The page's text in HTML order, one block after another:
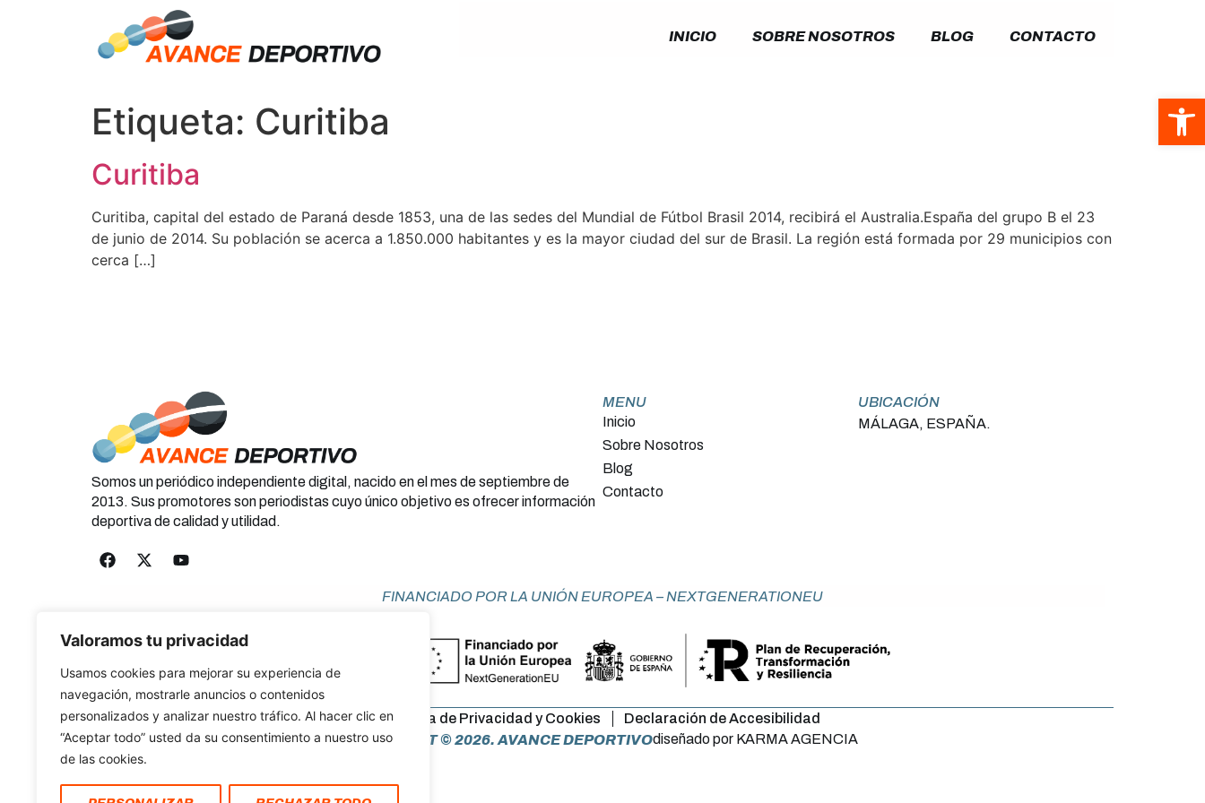
Abrir
Valoramos tu privacidad
Usamos cookies para mejorar su experiencia de
navegación, mostrarle anuncios o contenidos
personalizados y analizar nuestro tráfico. Al hacer clic en
“Aceptar todo” usted da su consentimiento a nuestro uso
de las cookies.
INICIO SOBRE NOSOTROS BLOG CONTACTO
Etiqueta: Curitiba
Curitiba
Curitiba, capital del estado de Paraná desde 1853, una de las sedes del Mundial de Fútbol Brasil 2014, recibirá el Australia.España del grupo B el 23
de junio de 2014. Su población se acerca a 1.850.000 habitantes y es la mayor ciudad del sur de Brasil. La región está formada por 29 municipios con
cerca […]
Somos un periódico independiente digital, nacido en el mes de septiembre de
2013. Sus promotores son periodistas cuyo único objetivo es ofrecer información
deportiva de calidad y utilidad.
MENU
Inicio
Sobre Nosotros
Blog
Contacto
UBICACIÓN
MÁLAGA, ESPAÑA.
FINANCIADO POR LA UNIÓN EUROPEA – NEXTGENERATIONEU
Política de Privacidad y Cookies
Declaración de Accesibilidad
COPYRIGHT © 2026. AVANCE DEPORTIVOdiseñado por KARMA AGENCIA